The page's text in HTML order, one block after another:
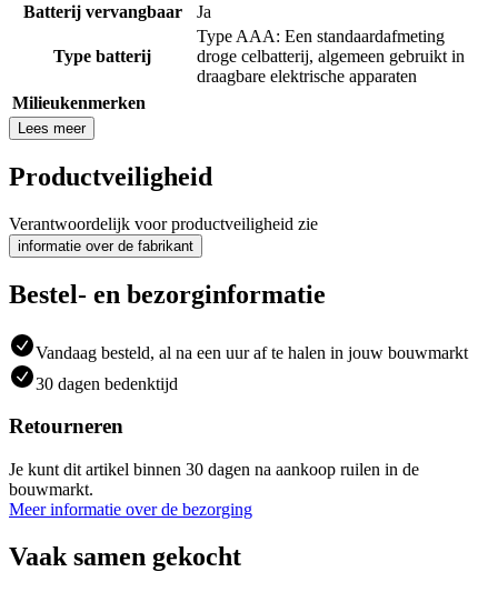
Batterij vervangbaar
Ja
Type batterij
Type AAA: Een standaardafmeting
droge celbatterij, algemeen gebruikt in
draagbare elektrische apparaten
Milieukenmerken
Lees meer
Productveiligheid
Verantwoordelijk voor productveiligheid zie
informatie over de fabrikant
Bestel- en bezorginformatie
Vandaag besteld, al na een uur af te halen in jouw bouwmarkt
30 dagen bedenktijd
Retourneren
Je kunt dit artikel binnen 30 dagen na aankoop ruilen in de
bouwmarkt.
Meer informatie over de bezorging
Vaak samen gekocht